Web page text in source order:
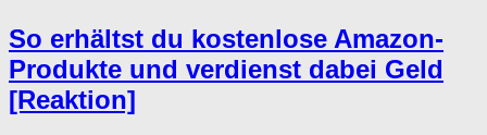
So erhältst du kostenlose Amazon-
Produkte und verdienst dabei Geld
[Reaktion]